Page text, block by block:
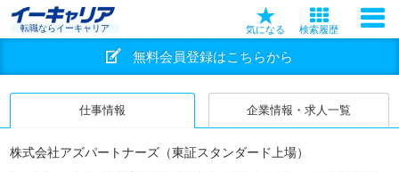
転職ならイーキャリア 気になる 検索履歴
無料会員登録はこちらから
仕事情報 企業情報・求人一覧
株式会社アズパートナーズ（東証スタンダード上場）